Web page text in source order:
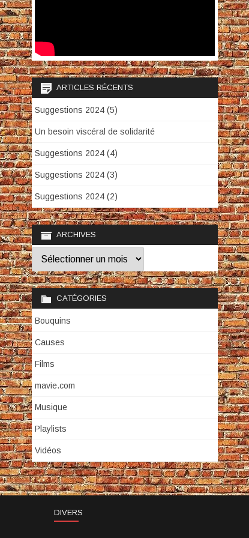
ARTICLES RÉCENTS
Suggestions 2024 (5)
Un besoin viscéral de solidarité
Suggestions 2024 (4)
Suggestions 2024 (3)
Suggestions 2024 (2)
ARCHIVES
Archives
CATÉGORIES
Bouquins
Causes
Films
mavie.com
Musique
Playlists
Vidéos
DIVERS